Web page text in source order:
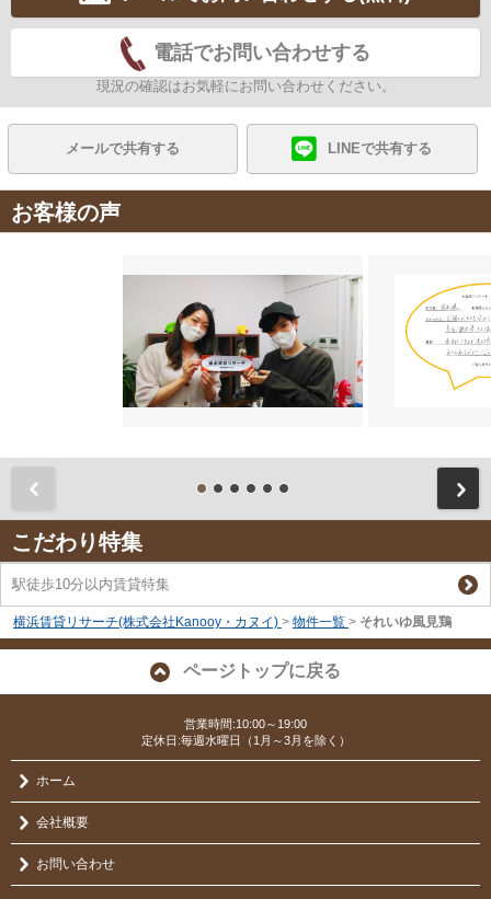
電話でお問い合わせする
現況の確認はお気軽にお問い合わせください。
メールで共有する LINEで共有する
お客様の声
こだわり特集
駅徒歩10分以内賃貸特集
横浜賃貸リサーチ(株式会社Kanooy・カヌイ) > 物件一覧 > それいゆ風見鶏
ページトップに戻る
営業時間:10:00～19:00
定休日:毎週水曜日（1月～3月を除く）
ホーム
会社概要
お問い合わせ